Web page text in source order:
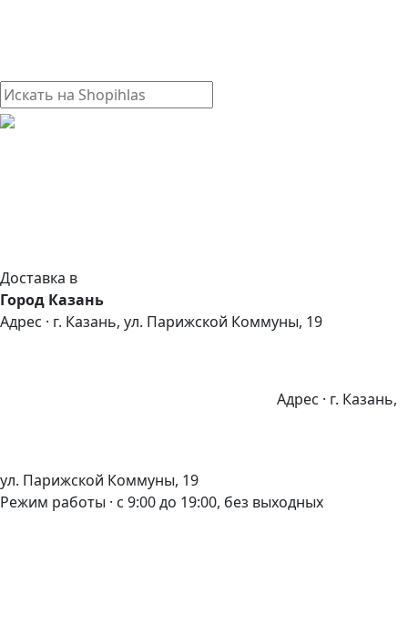
Доставка в
Город Казань
Адрес · г. Казань, ул. Парижской Коммуны, 19
Адрес · г. Казань,
ул. Парижской Коммуны, 19
Режим работы · с 9:00 до 19:00, без выходных